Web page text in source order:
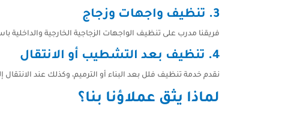
3. تنظيف واجهات وزجاج
فريقنا مدرب على تنظيف الواجهات الزجاجية الخارجية والداخلية
4. تنظيف بعد التشطيب أو الانتقال
نقدم خدمة تنظيف فلل بعد البناء أو الترميم، وكذلك عند الانتقال
لماذا يثق عملاؤنا بنا؟